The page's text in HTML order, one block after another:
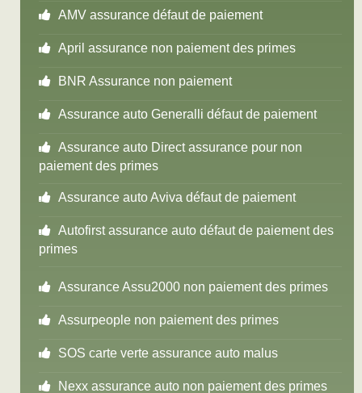
AMV assurance défaut de paiement
April assurance non paiement des primes
BNR Assurance non paiement
Assurance auto Generalli défaut de paiement
Assurance auto Direct assurance pour non
paiement des primes
Assurance auto Aviva défaut de paiement
Autofirst assurance auto défaut de paiement des
primes
Assurance Assu2000 non paiement des primes
Assurpeople non paiement des primes
SOS carte verte assurance auto malus
Nexx assurance auto non paiement des primes